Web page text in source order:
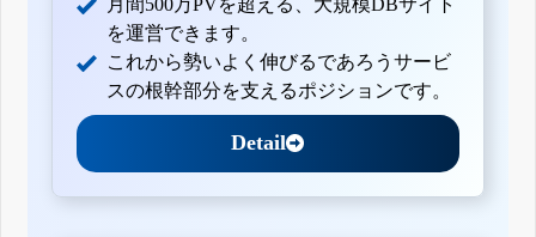
を運営できます。
これから勢いよく伸びるであろうサービ
スの根幹部分を支えるポジションです。
Detail